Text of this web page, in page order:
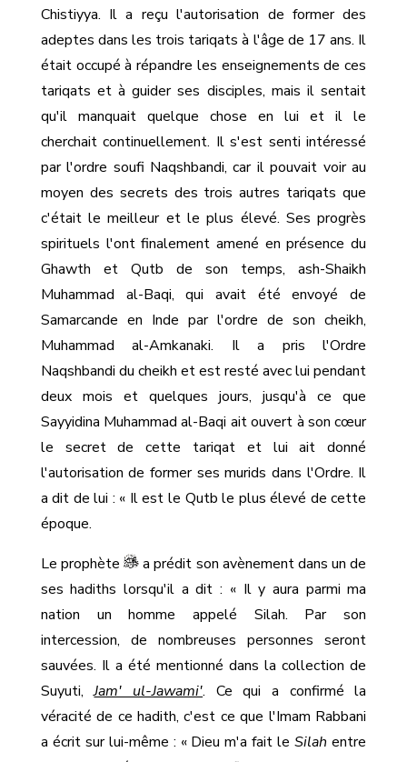
Chistiyya. Il a reçu l'autorisation de former des
adeptes dans les trois tariqats à l'âge de 17 ans. Il
était occupé à répandre les enseignements de ces
tariqats et à guider ses disciples, mais il sentait
qu'il manquait quelque chose en lui et il le
cherchait continuellement. Il s'est senti intéressé
par l'ordre soufi Naqshbandi, car il pouvait voir au
moyen des secrets des trois autres tariqats que
c'était le meilleur et le plus élevé. Ses progrès
spirituels l'ont finalement amené en présence du
Ghawth et Qutb de son temps, ash-Shaikh
Muhammad al-Baqi, qui avait été envoyé de
Samarcande en Inde par l'ordre de son cheikh,
Muhammad al-Amkanaki. Il a pris l'Ordre
Naqshbandi du cheikh et est resté avec lui pendant
deux mois et quelques jours, jusqu'à ce que
Sayyidina Muhammad al-Baqi ait ouvert à son cœur
le secret de cette tariqat et lui ait donné
l'autorisation de former ses murids dans l'Ordre. Il
a dit de lui : « Il est le Qutb le plus élevé de cette
époque.
Le prophète
a prédit son avènement dans un de
ses hadiths lorsqu'il a dit : « Il y aura parmi ma
nation un homme appelé Silah. Par son
intercession, de nombreuses personnes seront
sauvées. Il a été mentionné dans la collection de
Suyuti,Jam' ul-Jawami'. Ce qui a confirmé la
véracité de ce hadith, c'est ce que l'Imam Rabbani
a écrit sur lui-même : « Dieu m'a fait leSilah entre